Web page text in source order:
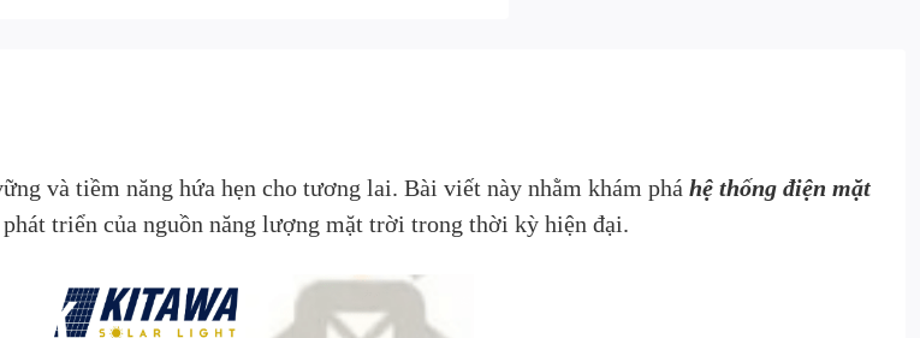
và tiềm năng hứa hẹn cho tương lai. Bài viết này nhằm khám phá hệ thống điện mặt
triển của nguồn năng lượng mặt trời trong thời kỳ hiện đại.